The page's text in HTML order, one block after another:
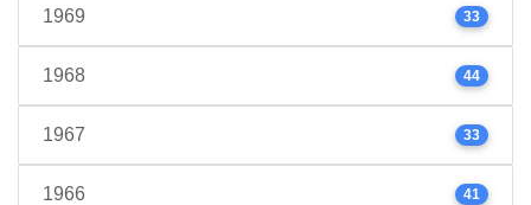
1969 33
1968 44
1967 33
1966 41